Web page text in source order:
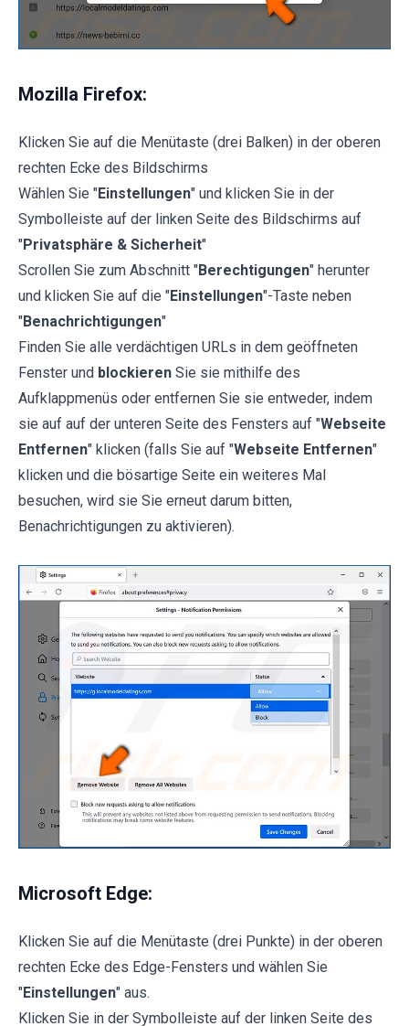
Mozilla Firefox:
Klicken Sie auf die Menütaste (drei Balken) in der oberen
rechten Ecke des Bildschirms
Wählen Sie "Einstellungen" und klicken Sie in der
Symbolleiste auf der linken Seite des Bildschirms auf
"Privatsphäre & Sicherheit"
Scrollen Sie zum Abschnitt "Berechtigungen" herunter
und klicken Sie auf die "Einstellungen"-Taste neben
"Benachrichtigungen"
Finden Sie alle verdächtigen URLs in dem geöffneten
Fenster und blockieren Sie sie mithilfe des
Aufklappmenüs oder entfernen Sie sie entweder, indem
sie auf auf der unteren Seite des Fensters auf "Webseite
Entfernen" klicken (falls Sie auf "Webseite Entfernen"
klicken und die bösartige Seite ein weiteres Mal
besuchen, wird sie Sie erneut darum bitten,
Benachrichtigungen zu aktivieren).
Microsoft Edge:
Klicken Sie auf die Menütaste (drei Punkte) in der oberen
rechten Ecke des Edge-Fensters und wählen Sie
"Einstellungen" aus.
Klicken Sie in der Symbolleiste auf der linken Seite des